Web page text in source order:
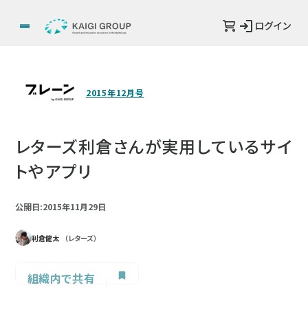
ログイン
2015年12月号
レターズ利倉さんが実用しているサイ
トやアプリ
公開日:2015年11月29日
利倉健太 （レターズ）
組織内で共有